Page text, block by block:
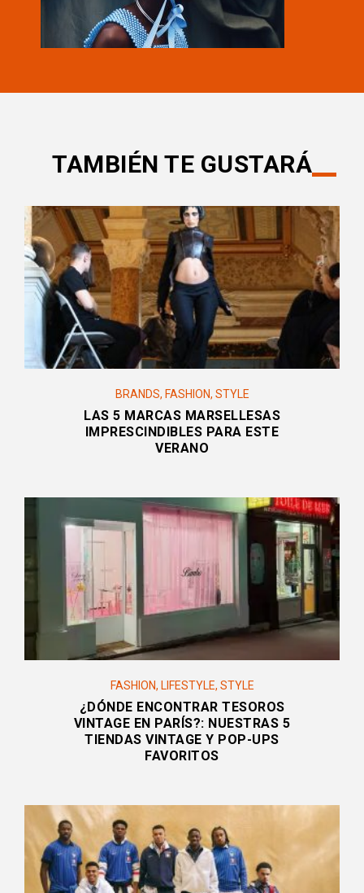
TAMBIÉN TE GUSTARÁ
BRANDS, FASHION, STYLE
LAS 5 MARCAS MARSELLESAS
IMPRESCINDIBLES PARA ESTE
VERANO
FASHION, LIFESTYLE, STYLE
¿DÓNDE ENCONTRAR TESOROS
VINTAGE EN PARÍS?: NUESTRAS 5
TIENDAS VINTAGE Y POP-UPS
FAVORITOS